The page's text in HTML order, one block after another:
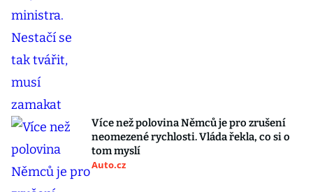
Více než polovina Němců je pro zrušení
neomezené rychlosti. Vláda řekla, co si o
tom myslí
Auto.cz